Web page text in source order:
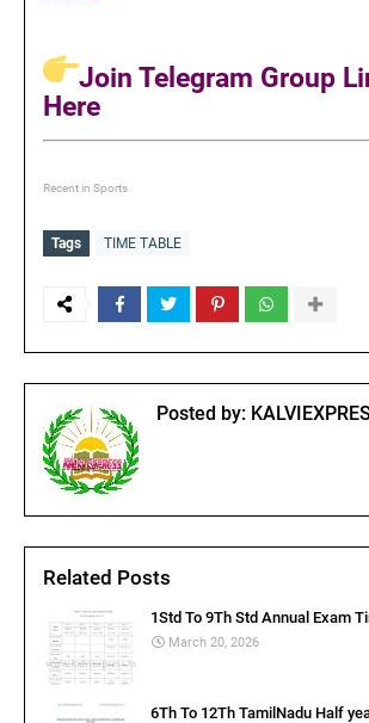
Join Telegram Group
Here
Recent in Sports
Tags TIME TABLE
Posted by:
Related Posts
1Std To 9Th Std Annual Exam
March 20, 2026
6Th To 12Th TamilNadu Half